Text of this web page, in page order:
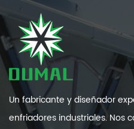
Un fabricante y diseñador
enfriadores industriales. Nos